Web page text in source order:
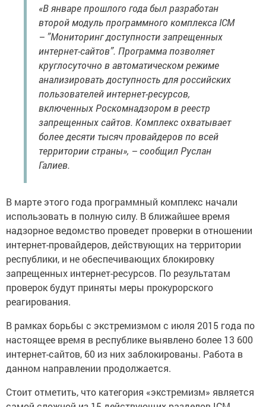
«В январе прошлого года был разработан
второй модуль программного комплекса ICM
– ”Мониторинг доступности запрещенных
интернет-сайтов”. Программа позволяет
круглосуточно в автоматическом режиме
анализировать доступность для российских
пользователей интернет-ресурсов,
включенных Роскомнадзором в реестр
запрещенных сайтов. Комплекс охватывает
более десяти тысяч провайдеров по всей
территории страны», – сообщил Руслан
Галиев.
В марте этого года программный комплекс начали
использовать в полную силу. В ближайшее время
надзорное ведомство проведет проверки в отношении
интернет-провайдеров, действующих на территории
республики, и не обеспечивающих блокировку
запрещенных интернет-ресурсов. По результатам
проверок будут приняты меры прокурорского
реагирования.
В рамках борьбы с экстремизмом с июля 2015 года по
настоящее время в республике выявлено более 13 600
интернет-сайтов, 60 из них заблокированы. Работа в
данном направлении продолжается.
Стоит отметить, что категория «экстремизм» является